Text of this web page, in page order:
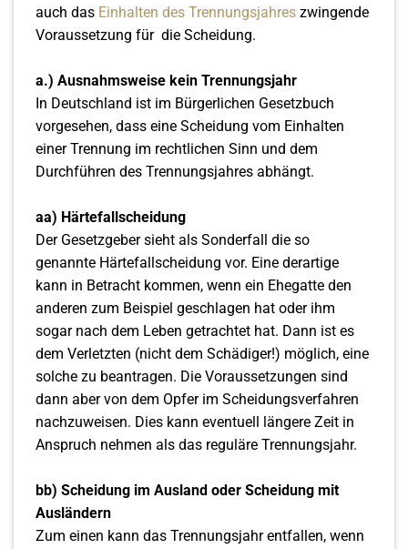
auch das Einhalten des Trennungsjahres zwingende
Voraussetzung für die Scheidung.
a.) Ausnahmsweise kein Trennungsjahr
In Deutschland ist im Bürgerlichen Gesetzbuch
vorgesehen, dass eine Scheidung vom Einhalten
einer Trennung im rechtlichen Sinn und dem
Durchführen des Trennungsjahres abhängt.
aa) Härtefallscheidung
Der Gesetzgeber sieht als Sonderfall die so
genannte Härtefallscheidung vor. Eine derartige
kann in Betracht kommen, wenn ein Ehegatte den
anderen zum Beispiel geschlagen hat oder ihm
sogar nach dem Leben getrachtet hat. Dann ist es
dem Verletzten (nicht dem Schädiger!) möglich, eine
solche zu beantragen. Die Voraussetzungen sind
dann aber von dem Opfer im Scheidungsverfahren
nachzuweisen. Dies kann eventuell längere Zeit in
Anspruch nehmen als das reguläre Trennungsjahr.
bb) Scheidung im Ausland oder Scheidung mit
Ausländern
Zum einen kann das Trennungsjahr entfallen, wenn